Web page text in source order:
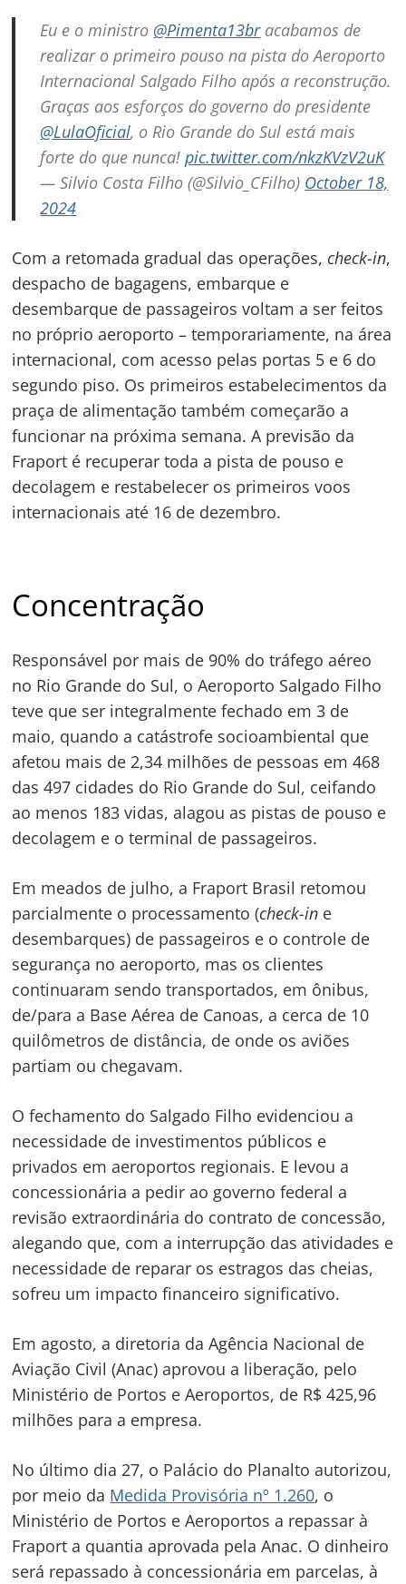
Eu e o ministro @Pimenta13bracabamos de
realizar o primeiro pouso na pista do Aeroporto
Internacional Salgado Filho após a reconstrução.
Graças aos esforços do governo do presidente
@LulaOficial, o Rio Grande do Sul está mais
forte do que nunca!pic.twitter.com/nkzKVzV2uK
— Silvio Costa Filho (@Silvio_CFilho) October 18,
2024
Com a retomada gradual das operações, check-in,
despacho de bagagens, embarque e
desembarque de passageiros voltam a ser feitos
no próprio aeroporto – temporariamente, na área
internacional, com acesso pelas portas 5 e 6 do
segundo piso. Os primeiros estabelecimentos da
praça de alimentação também começarão a
funcionar na próxima semana. A previsão da
Fraport é recuperar toda a pista de pouso e
decolagem e restabelecer os primeiros voos
internacionais até 16 de dezembro.
Concentração
Responsável por mais de 90% do tráfego aéreo
no Rio Grande do Sul, o Aeroporto Salgado Filho
teve que ser integralmente fechado em 3 de
maio, quando a catástrofe socioambiental que
afetou mais de 2,34 milhões de pessoas em 468
das 497 cidades do Rio Grande do Sul, ceifando
ao menos 183 vidas, alagou as pistas de pouso e
decolagem e o terminal de passageiros.
Em meados de julho, a Fraport Brasil retomou
parcialmente o processamento (check-in e
desembarques) de passageiros e o controle de
segurança no aeroporto, mas os clientes
continuaram sendo transportados, em ônibus,
de/para a Base Aérea de Canoas, a cerca de 10
quilômetros de distância, de onde os aviões
partiam ou chegavam.
O fechamento do Salgado Filho evidenciou a
necessidade de investimentos públicos e
privados em aeroportos regionais. E levou a
concessionária a pedir ao governo federal a
revisão extraordinária do contrato de concessão,
alegando que, com a interrupção das atividades e
necessidade de reparar os estragos das cheias,
sofreu um impacto financeiro significativo.
Em agosto, a diretoria da Agência Nacional de
Aviação Civil (Anac) aprovou a liberação, pelo
Ministério de Portos e Aeroportos, de R$ 425,96
milhões para a empresa.
No último dia 27, o Palácio do Planalto autorizou,
por meio da Medida Provisória nº 1.260, o
Ministério de Portos e Aeroportos a repassar à
Fraport a quantia aprovada pela Anac. O dinheiro
será repassado à concessionária em parcelas, à
Navegação
Post